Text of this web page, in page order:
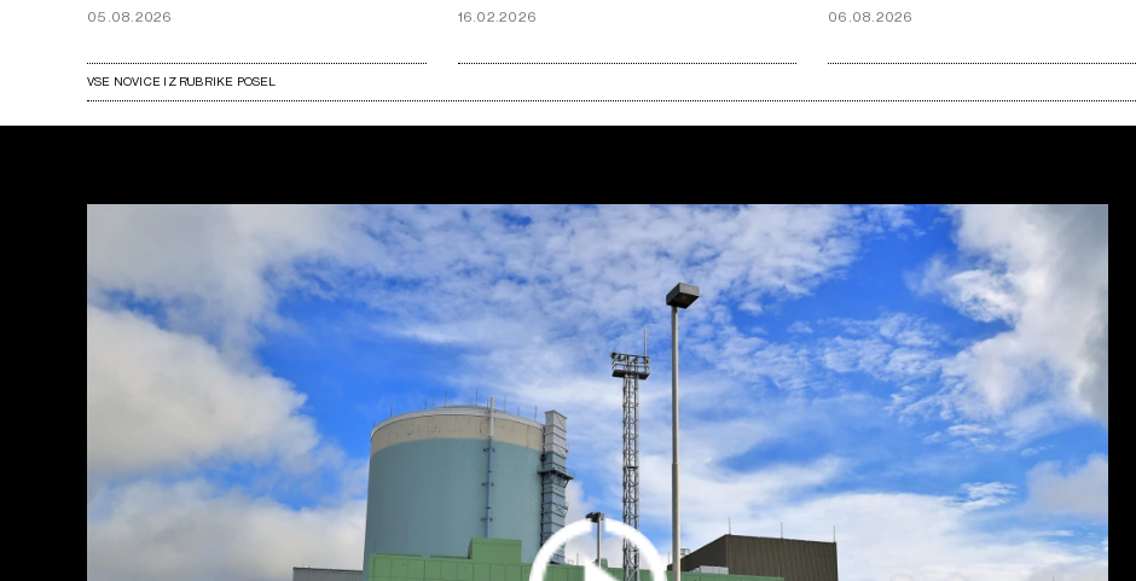
05.08.2026 16.02.2026 06.08.2026
VSE NOVICE IZ RUBRIKE POSEL